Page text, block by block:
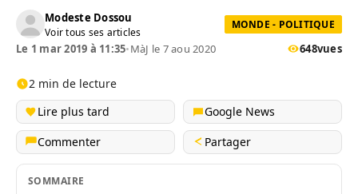
Modeste Dossou
Voir tous ses articles
MONDE - POLITIQUE
Le 1 mar 2019 à 11:35•MàJ le 7 aou 2020 648vues
2 min de lecture
Lire plus tard
Google News
Commenter
Partager
SOMMAIRE